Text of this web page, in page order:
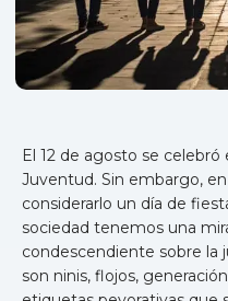
El 12 de agosto se
Juventud. Sin embargo,
considerarlo un día de
sociedad tenemos una
condescendiente sobre la
son ninis, flojos,